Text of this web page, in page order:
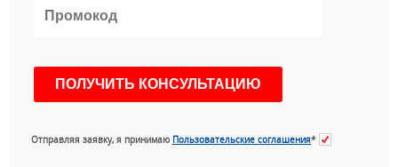
Отправляя заявку, я принимаю Пользовательские соглашения*